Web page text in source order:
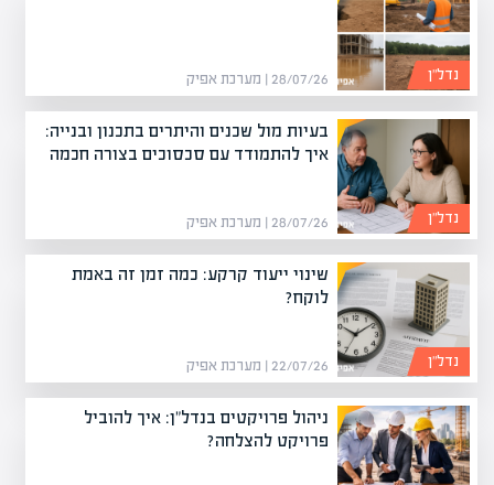
28/07/26 | מערכת אפיק נדל”ן
בעיות מול שכנים והיתרים בתכנון ובנייה:
איך להתמודד עם סכסוכים בצורה חכמה
28/07/26 | מערכת אפיק נדל”ן
שינוי ייעוד קרקע: כמה זמן זה באמת
לוקח?
22/07/26 | מערכת אפיק נדל”ן
ניהול פרויקטים בנדל"ן: איך להוביל
פרויקט להצלחה?